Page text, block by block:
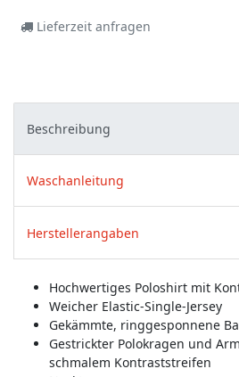
Lieferzeit anfragen
Beschreibung
Waschanleitung
Herstellerangaben
Hochwertiges Poloshirt mit
Weicher Elastic-Single-Jersey
Gekämmte, ringgesponnene
Gestrickter Polokragen und
schmalem Kontraststreifen